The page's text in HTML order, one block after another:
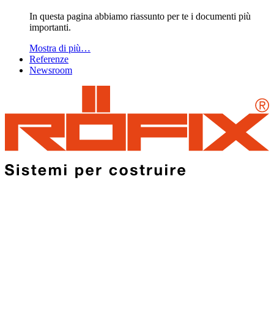
In questa pagina abbiamo riassunto per te i documenti più
importanti.
Mostra di più…
Referenze
Newsroom